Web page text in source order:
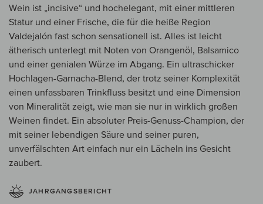
Wein ist „incisive“ und hochelegant, mit einer mittleren
Statur und einer Frische, die für die heiße Region
Valdejalón fast schon sensationell ist. Alles ist leicht
ätherisch unterlegt mit Noten von Orangenöl, Balsamico
und einer genialen Würze im Abgang. Ein ultraschicker
Hochlagen-Garnacha-Blend, der trotz seiner Komplexität
einen unfassbaren Trinkfluss besitzt und eine Dimension
von Mineralität zeigt, wie man sie nur in wirklich großen
Weinen findet. Ein absoluter Preis-Genuss-Champion, der
mit seiner lebendigen Säure und seiner puren,
unverfälschten Art einfach nur ein Lächeln ins Gesicht
zaubert.
JAHRGANGSBERICHT